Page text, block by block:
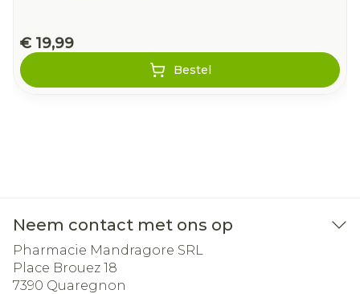
€ 19,99
Bestel
Neem contact met ons op
Pharmacie Mandragore SRL
Place Brouez 18
7390 Quaregnon